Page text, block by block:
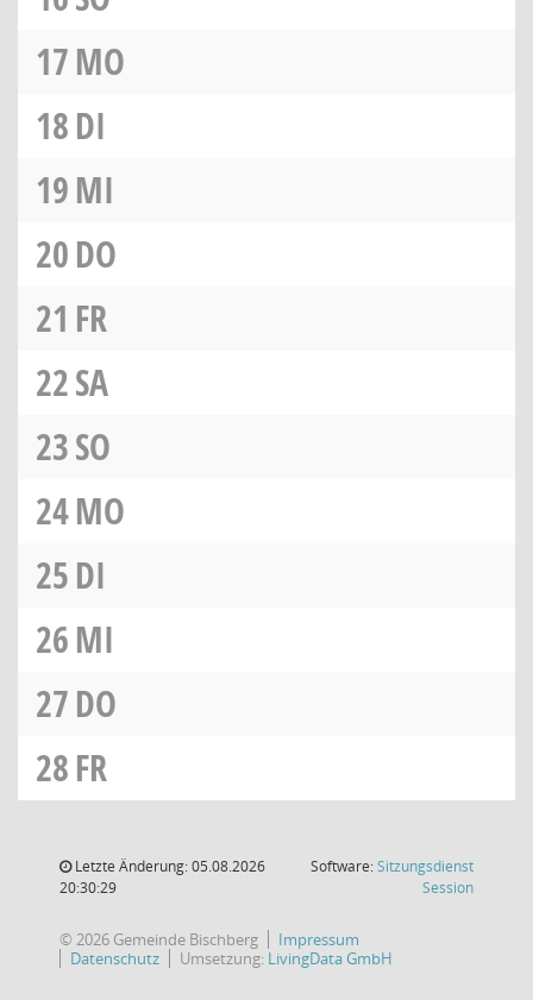
17MO
18DI
19MI
20DO
21 FR
22SA
23SO
24MO
25DI
26MI
27DO
28FR
Letzte Änderung: 05.08.2026
20:30:29
Software:Sitzungsdienst
Session(Wird in
© 2026 Gemeinde Bischberg
Impressum
Datenschutz
Umsetzung: LivingData GmbH